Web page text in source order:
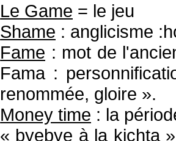
Le Game = le jeu
Shame : anglicisme
Fame : mot de
Fama :
renommée, gloire ».
Money time : la
« byebye à la kichta »